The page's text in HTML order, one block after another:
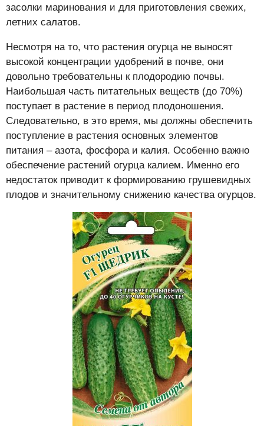
засолки маринования и для приготовления свежих,
летних салатов.
Несмотря на то, что растения огурца не выносят
высокой концентрации удобрений в почве, они
довольно требовательны к плодородию почвы.
Наибольшая часть питательных веществ (до 70%)
поступает в растение в период плодоношения.
Следовательно, в это время, мы должны обеспечить
поступление в растения основных элементов
питания – азота, фосфора и калия. Особенно важно
обеспечение растений огурца калием. Именно его
недостаток приводит к формированию грушевидных
плодов и значительному снижению качества огурцов.